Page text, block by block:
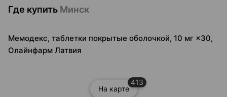
Где купить Минск
Мемодекс, таблетки покрытые оболочкой, 10 мг ×30,
Олайнфарм Латвия
На карте
413